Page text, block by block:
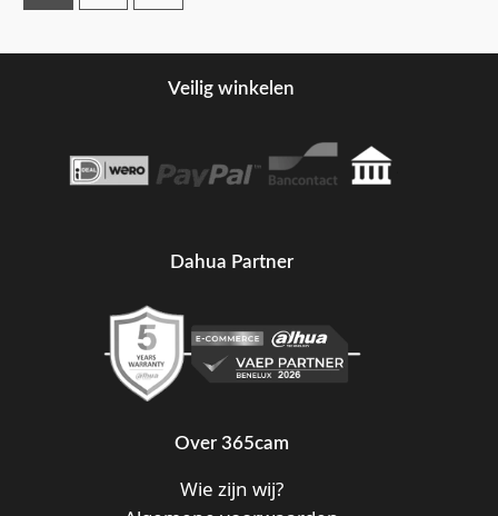
Veilig winkelen
Dahua Partner
Over 365cam
Wie zijn wij?